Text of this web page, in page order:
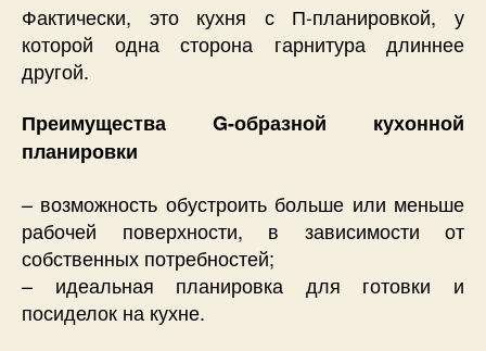
Фактически, это кухня с П-планировкой, у
которой одна сторона гарнитура длиннее
другой.
Преимущества G-образной кухонной
планировки
– возможность обустроить больше или меньше
рабочей поверхности, в зависимости от
собственных потребностей;
– идеальная планировка для готовки и
посиделок на кухне.